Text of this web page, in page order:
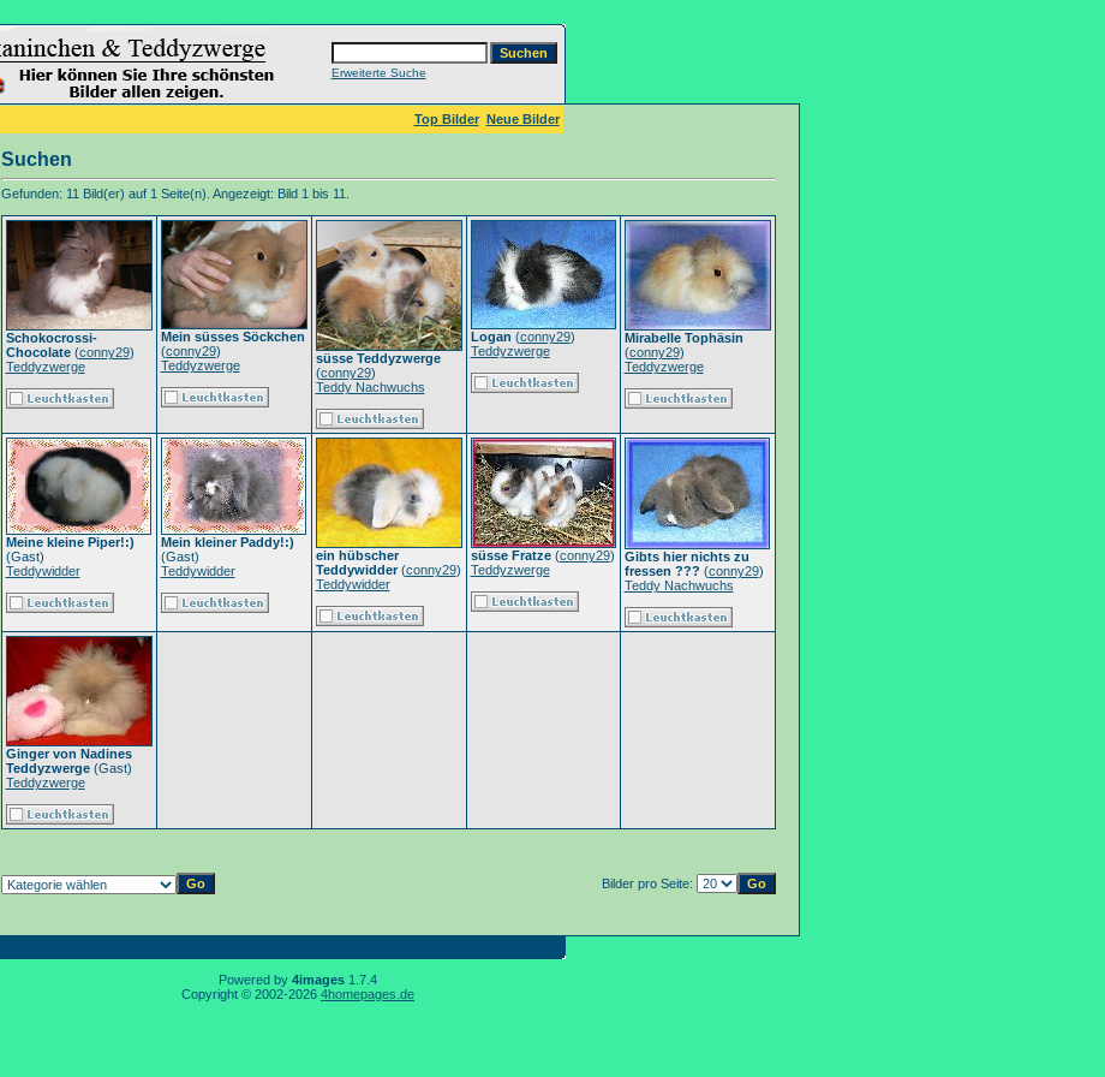
Erweiterte Suche
Top Bilder Neue Bilder
Suchen
Gefunden: 11 Bild(er) auf 1 Seite(n). Angezeigt: Bild 1 bis 11.
Schokocrossi-
Chocolate(conny29)
Teddyzwerge
Mein süsses Söckchen
(conny29)
Teddyzwerge
süsse Teddyzwerge
(conny29)
Teddy Nachwuchs
Logan (conny29)
Teddyzwerge
Mirabelle Tophäsin
(conny29)
Teddyzwerge
Meine kleine Piper!:)
(Gast)
Teddywidder
Mein kleiner Paddy!:)
(Gast)
Teddywidder
ein hübscher
Teddywidder(conny29)
Teddywidder
süsse Fratze(conny29)
Teddyzwerge
Gibts hier nichts zu
fressen ??? (conny29)
Teddy Nachwuchs
Ginger von Nadines
Teddyzwerge(Gast)
Teddyzwerge
Bilder pro Seite:
Powered by 4images 1.7.4
Copyright © 2002-2026 4homepages.de